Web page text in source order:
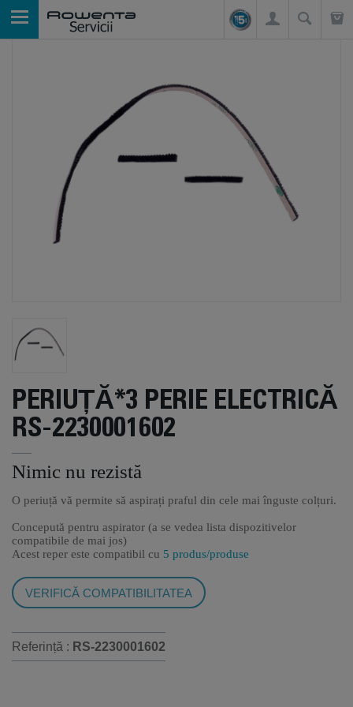
PERIUȚĂ*3 PERIE ELECTRICĂ
RS-2230001602
Nimic nu rezistă
O periuță vă permite să aspirați praful din cele mai înguste colțuri.
Concepută pentru aspirator (a se vedea lista dispozitivelor
compatibile de mai jos)
Acest reper este compatibil cu 5 produs/produse
VERIFICĂ COMPATIBILITATEA
Referință : RS-2230001602